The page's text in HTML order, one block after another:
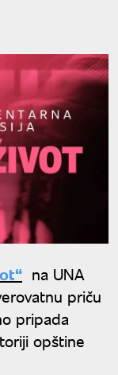
na UNA
priču
pripada
opštine